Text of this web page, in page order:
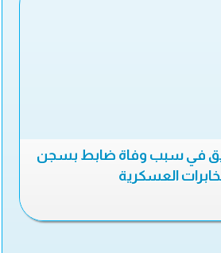
في سبب وفاة ضابط بسجن
العسكرية